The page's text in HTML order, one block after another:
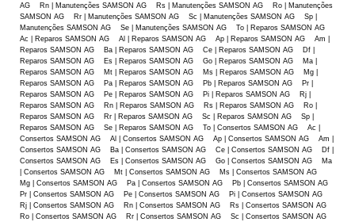
AG Rn | Manutenções SAMSON AG Rs | Manutenções SAMSON AG Ro | Manutenções
SAMSON AG Rr | Manutenções SAMSON AG Sc | Manutenções SAMSON AG Sp |
Manutenções SAMSON AG Se | Manutenções SAMSON AG To | Reparos SAMSON AG
Ac | Reparos SAMSON AG Al | Reparos SAMSON AG Ap | Reparos SAMSON AG Am |
Reparos SAMSON AG Ba | Reparos SAMSON AG Ce | Reparos SAMSON AG Df |
Reparos SAMSON AG Es | Reparos SAMSON AG Go | Reparos SAMSON AG Ma |
Reparos SAMSON AG Mt | Reparos SAMSON AG Ms | Reparos SAMSON AG Mg |
Reparos SAMSON AG Pa | Reparos SAMSON AG Pb | Reparos SAMSON AG Pr |
Reparos SAMSON AG Pe | Reparos SAMSON AG Pi | Reparos SAMSON AG Rj |
Reparos SAMSON AG Rn | Reparos SAMSON AG Rs | Reparos SAMSON AG Ro |
Reparos SAMSON AG Rr | Reparos SAMSON AG Sc | Reparos SAMSON AG Sp |
Reparos SAMSON AG Se | Reparos SAMSON AG To | Consertos SAMSON AG Ac |
Consertos SAMSON AG Al | Consertos SAMSON AG Ap | Consertos SAMSON AG Am |
Consertos SAMSON AG Ba | Consertos SAMSON AG Ce | Consertos SAMSON AG Df |
Consertos SAMSON AG Es | Consertos SAMSON AG Go | Consertos SAMSON AG Ma
| Consertos SAMSON AG Mt | Consertos SAMSON AG Ms | Consertos SAMSON AG
Mg | Consertos SAMSON AG Pa | Consertos SAMSON AG Pb | Consertos SAMSON AG
Pr | Consertos SAMSON AG Pe | Consertos SAMSON AG Pi | Consertos SAMSON AG
Rj | Consertos SAMSON AG Rn | Consertos SAMSON AG Rs | Consertos SAMSON AG
Ro | Consertos SAMSON AG Rr | Consertos SAMSON AG Sc | Consertos SAMSON AG